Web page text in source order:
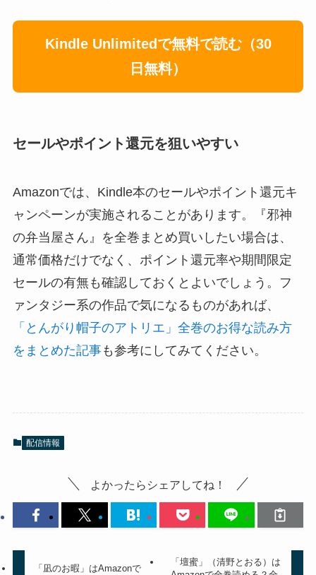
Kindle Unlimitedで無料で読む（30
日無料）
セールやポイント還元を狙いやすい
Amazonでは、Kindle本のセールやポイント還元キ
ャンペーンが実施されることがあります。『邪神
の弁当屋さん』を全巻まとめ買いしたい場合は、
通常価格だけでなく、ポイント還元率や期間限定
セールの有無も確認しておくとよいでしょう。フ
ァンタジー系の作品で気になるものがあれば、
「とんがり帽子のアトリエ」全巻のお得な読み方
をまとめた記事も参考にしてみてください。
配信情報
よかったらシェアしてね！
「凪のお暇」はAmazonで
「壇蜜」（清野とおる）は